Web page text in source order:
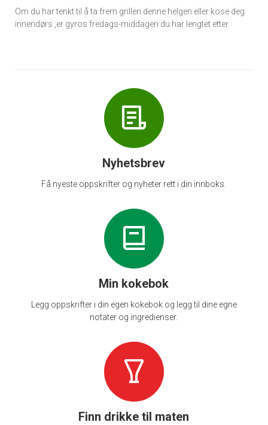
Om du har tenkt til å ta frem grillen denne helgen eller kose deg
innendørs ,er gyros fredags-middagen du har lengtet etter.
Nyhetsbrev
Få nyeste oppskrifter og nyheter rett i din innboks.
Min kokebok
Legg oppskrifter i din egen kokebok og legg til dine egne
notater og ingredienser.
Finn drikke til maten